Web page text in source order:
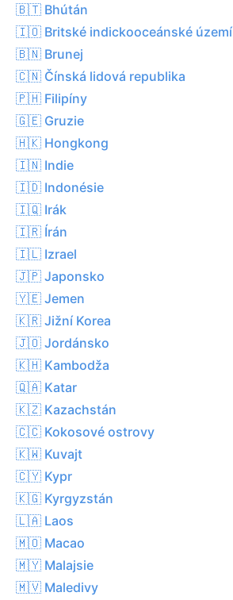
🇧🇹 Bhútán
🇮🇴 Britské indickooceánské území
🇧🇳 Brunej
🇨🇳 Čínská lidová republika
🇵🇭 Filipíny
🇬🇪 Gruzie
🇭🇰 Hongkong
🇮🇳 Indie
🇮🇩 Indonésie
🇮🇶 Irák
🇮🇷 Írán
🇮🇱 Izrael
🇯🇵 Japonsko
🇾🇪 Jemen
🇰🇷 Jižní Korea
🇯🇴 Jordánsko
🇰🇭 Kambodža
🇶🇦 Katar
🇰🇿 Kazachstán
🇨🇨 Kokosové ostrovy
🇰🇼 Kuvajt
🇨🇾 Kypr
🇰🇬 Kyrgyzstán
🇱🇦 Laos
🇲🇴 Macao
🇲🇾 Malajsie
🇲🇻 Maledivy